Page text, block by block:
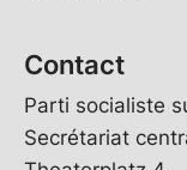
Contact
Parti socialiste
Secrétariat